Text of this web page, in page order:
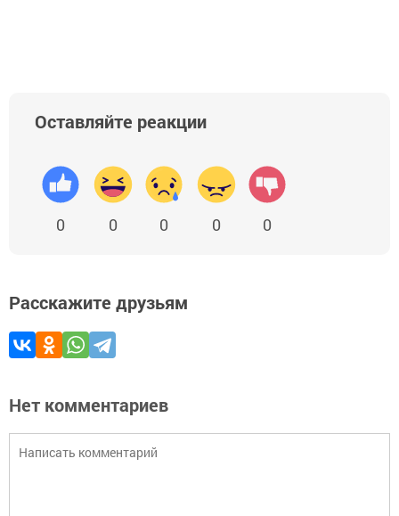
Оставляйте реакции
0 0 0 0 0
Расскажите друзьям
Нет комментариев